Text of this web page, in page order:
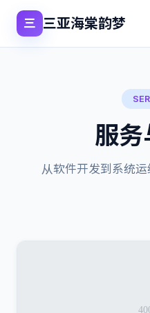
三 三亚海棠韵梦
服务
从软件开发到系统